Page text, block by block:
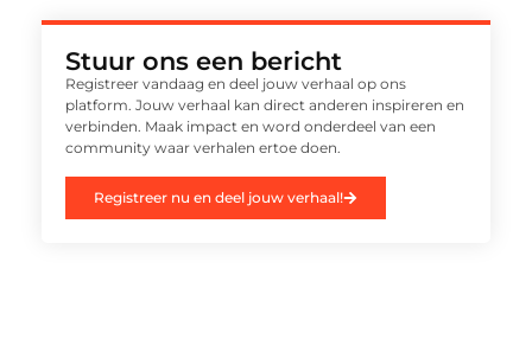
Stuur ons een bericht
Registreer vandaag en deel jouw verhaal op ons
platform. Jouw verhaal kan direct anderen inspireren en
verbinden. Maak impact en word onderdeel van een
community waar verhalen ertoe doen.
Registreer nu en deel jouw verhaal!